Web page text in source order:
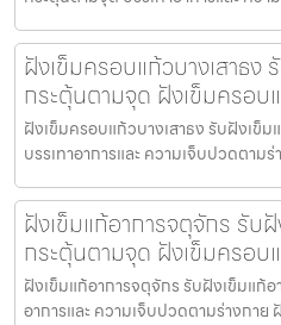
ฝังเข็มครอบแก้วบางเสาธง
กระตุ้นตามจุด ฝังเข็มครอบ
ฝังเข็มครอบแก้วบางเสาธง รับฝังเข็
บรรเทาอาการและ ความเจ็บปวดตาม
ฝังเข็มแก้อาการจตุจักร รับ
กระตุ้นตามจุด ฝังเข็มครอบ
ฝังเข็มแก้อาการจตุจักร รับฝังเข็มแก้
อาการและ ความเจ็บปวดตามร่างกาย